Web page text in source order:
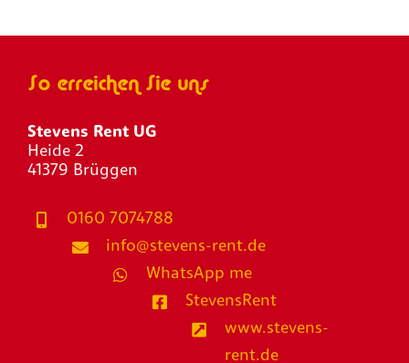
So erreichen Sie uns
Stevens Rent UG
Heide 2
41379 Brüggen
0160 7074788
info@stevens-rent.de
WhatsApp me
StevensRent
www.stevens-
rent.de